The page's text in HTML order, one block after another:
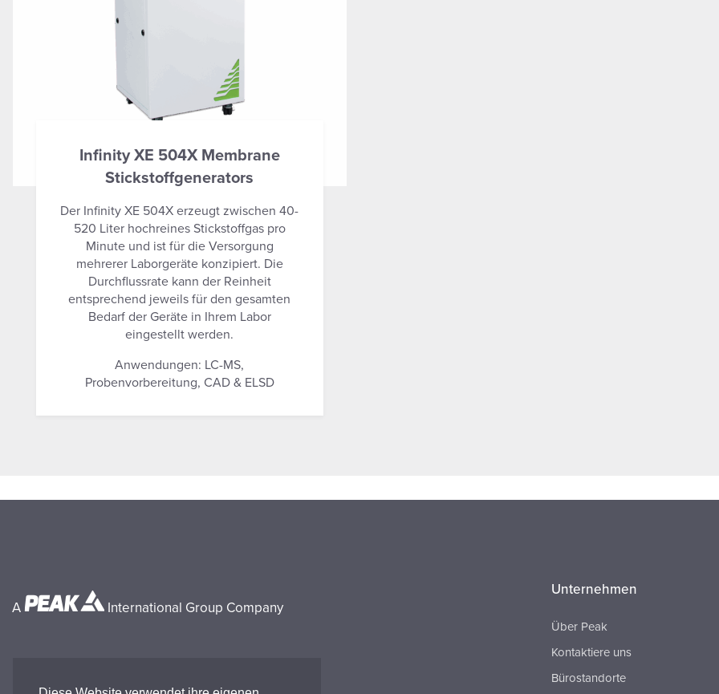
Infinity XE 504X Membrane
Stickstoffgenerators
Der Infinity XE 504X erzeugt zwischen 40-
520 Liter hochreines Stickstoffgas pro
Minute und ist für die Versorgung
mehrerer Laborgeräte konzipiert. Die
Durchflussrate kann der Reinheit
entsprechend jeweils für den gesamten
Bedarf der Geräte in Ihrem Labor
eingestellt werden.
Anwendungen: LC-MS,
Probenvorbereitung, CAD & ELSD
A International Group Company
Unternehmen
Über Peak
Kontaktiere uns
Bürostandorte